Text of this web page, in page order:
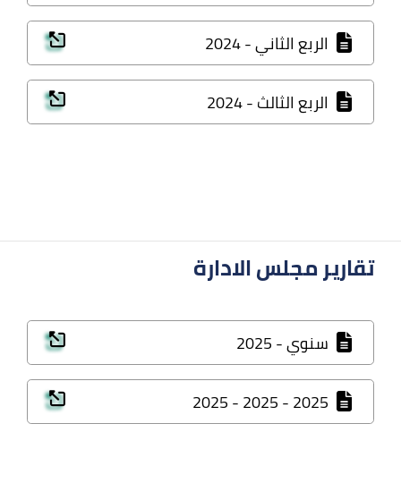
الربع الثاني - 2024
الربع الثالث - 2024
تقارير مجلس الادارة
سنوي - 2025
2025 - 2025 - 2025